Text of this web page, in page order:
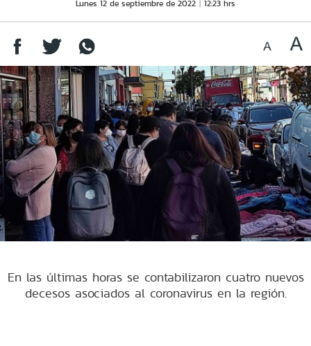
Lunes 12 de septiembre de 2022 12:23 hrs
En las últimas horas se contabilizaron cuatro nuevos
decesos asociados al coronavirus en la región.